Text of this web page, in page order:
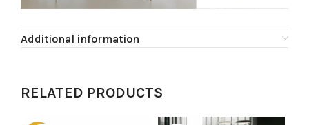
Additional information
RELATED PRODUCTS